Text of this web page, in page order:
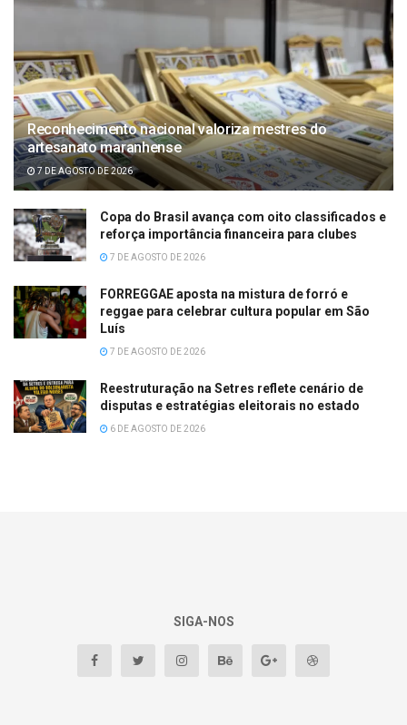
Reconhecimento nacional valoriza mestres do
artesanato maranhense
7 DE AGOSTO DE 2026
Copa do Brasil avança com oito classificados e
reforça importância financeira para clubes
7 DE AGOSTO DE 2026
FORREGGAE aposta na mistura de forró e
reggae para celebrar cultura popular em São
Luís
7 DE AGOSTO DE 2026
Reestruturação na Setres reflete cenário de
disputas e estratégias eleitorais no estado
6 DE AGOSTO DE 2026
SIGA-NOS